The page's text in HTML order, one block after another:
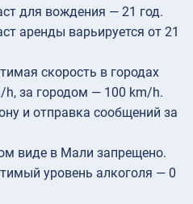
для вождения — 21 год.
аренды варьируется от 21
скорость в городах
h, за городом — 100 km/h.
и отправка сообщений за
виде в Мали запрещено.
уровень алкоголя — 0